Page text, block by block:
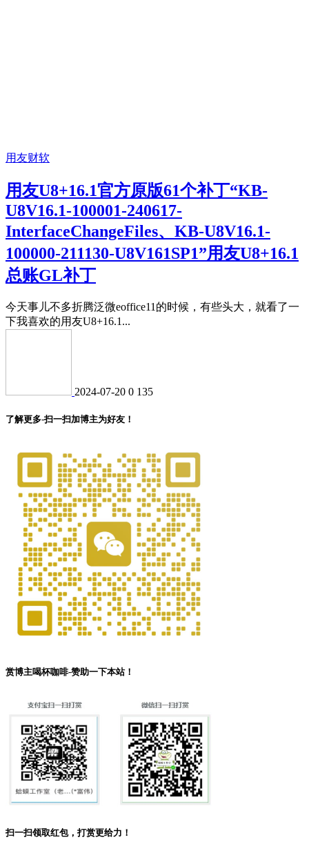
用友财软
用友U8+16.1官方原版61个补丁“KB-
U8V16.1-100001-240617-
InterfaceChangeFiles、KB-U8V16.1-
100000-211130-U8V161SP1”用友U8+16.1
总账GL补丁
今天事儿不多折腾泛微eoffice11的时候，有些头大，就看了一
下我喜欢的用友U8+16.1...
2024-07-20 0 135
了解更多-扫一扫加博主为好友！
赏博主喝杯咖啡-赞助一下本站！
扫一扫领取红包，打赏更给力！